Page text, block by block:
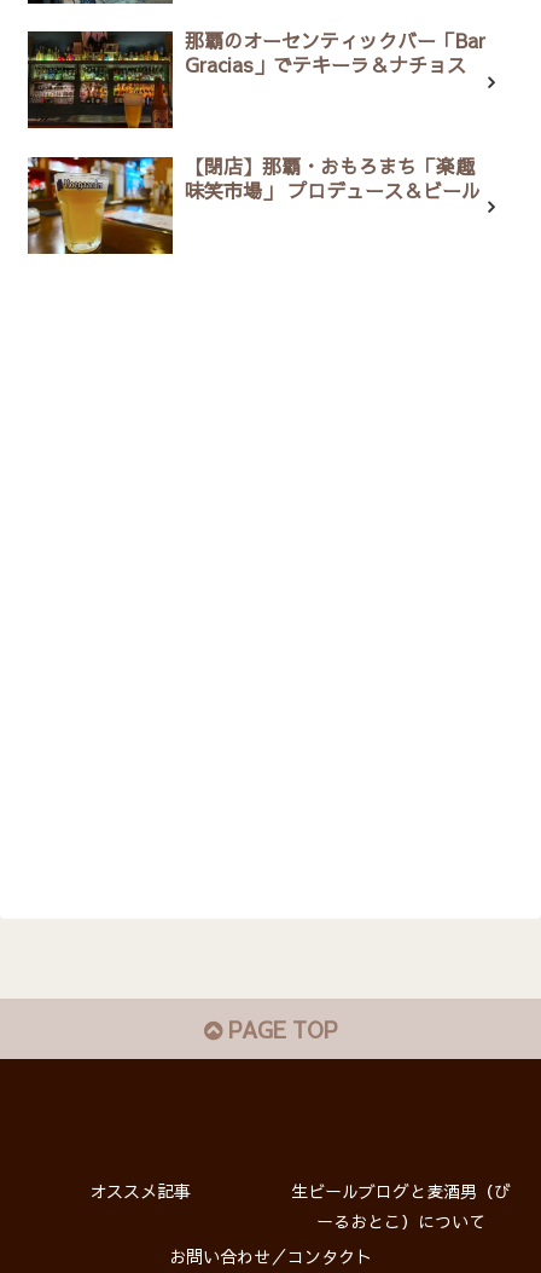
那覇のオーセンティックバー「Bar
Gracias」でテキーラ＆ナチョス
【閉店】那覇・おもろまち「楽趣
味笑市場」 プロデュース＆ビール
PAGE TOP
オススメ記事
生ビールブログと麦酒男（び
ーるおとこ）について
お問い合わせ／コンタクト